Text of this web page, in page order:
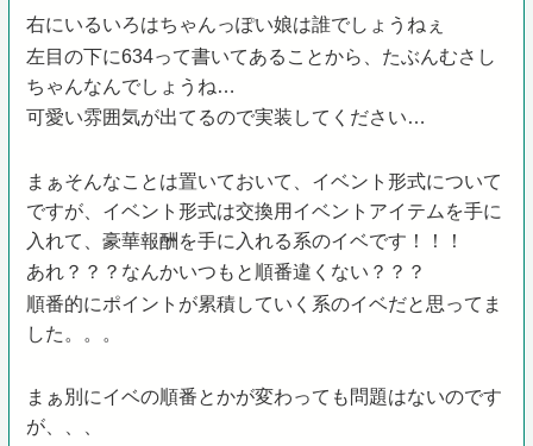
右にいるいろはちゃんっぽい娘は誰でしょうねぇ
左目の下に634って書いてあることから、たぶんむさし
ちゃんなんでしょうね…
可愛い雰囲気が出てるので実装してください…
まぁそんなことは置いておいて、イベント形式について
ですが、イベント形式は交換用イベントアイテムを手に
入れて、豪華報酬を手に入れる系のイベです！！！
あれ？？？なんかいつもと順番違くない？？？
順番的にポイントが累積していく系のイベだと思ってま
した。。。
まぁ別にイベの順番とかが変わっても問題はないのです
が、、、